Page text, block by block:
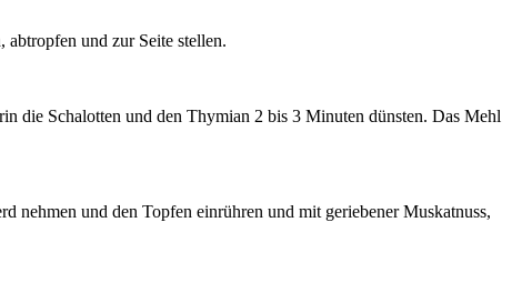
und zur Seite stellen.
die Schalotten und den Thymian 2 bis 3 Minuten dünsten. Das Mehl
nehmen und den Topfen einrühren und mit geriebener Muskatnuss,